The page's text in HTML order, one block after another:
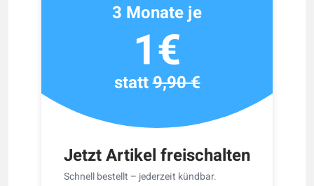
Jetzt Artikel freischalten
Schnell bestellt – jederzeit kündbar.
3 Monate je
1€
statt9,90 €